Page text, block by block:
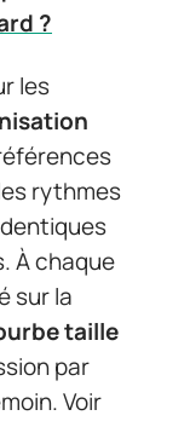
?
les
rythmes
À chaque
sur la
taille
par
Voir